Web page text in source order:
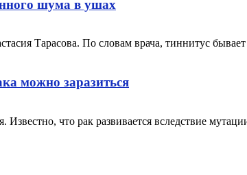
шума в ушах
Тарасова. По словам врача, тиннитус
можно заразиться
что рак развивается вследствие